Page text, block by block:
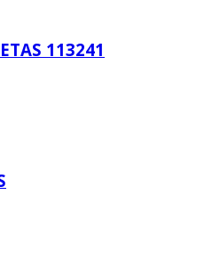
113241